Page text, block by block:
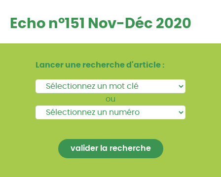
Echo n°151 Nov-Déc 2020
Lancer une recherche d'article :
ou